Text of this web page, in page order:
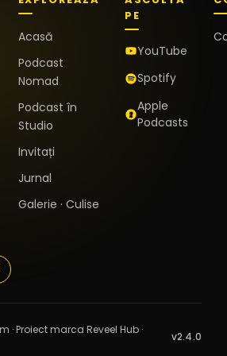
Acasă
Podcast
Nomad
Podcast în
Studio
Invitați
Jurnal
Galerie · Culise
PE
YouTube
Spotify
Apple
Podcasts
· Proiect marca Reveel Hub ·
v2.4.0